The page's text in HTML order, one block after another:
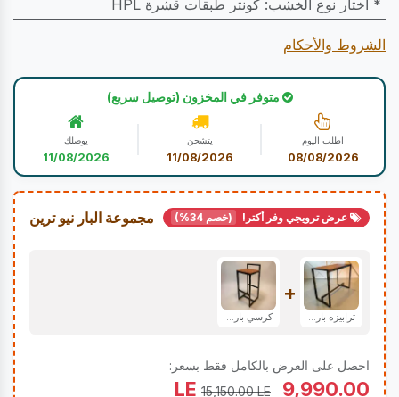
* أختار نوع الخشب: كونتر طبقات قشرة HPL
الشروط والأحكام
متوفر في المخزون (توصيل سريع)
اطلب اليوم
08/08/2026
يتشحن
11/08/2026
يوصلك
11/08/2026
عرض ترويجي وفر أكتر! (خصم 34%) مجموعة البار نيو ترين
ترابيزه بار نيو ترين
+
كرسي بار نيو ترين
احصل على العرض بالكامل فقط بسعر:
9,990.00
15,150.00LE